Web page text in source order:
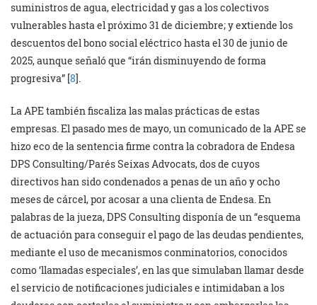
suministros de agua, electricidad y gas a los colectivos
vulnerables hasta el próximo 31 de diciembre; y extiende los
descuentos del bono social eléctrico hasta el 30 de junio de
2025, aunque señaló que “irán disminuyendo de forma
progresiva” [8].
La APE también fiscaliza las malas prácticas de estas
empresas. El pasado mes de mayo, un comunicado de la APE se
hizo eco de la sentencia firme contra la cobradora de Endesa
DPS Consulting/Parés Seixas Advocats, dos de cuyos
directivos han sido condenados a penas de un año y ocho
meses de cárcel, por acosar a una clienta de Endesa. En
palabras de la jueza, DPS Consulting disponía de un “esquema
de actuación para conseguir el pago de las deudas pendientes,
mediante el uso de mecanismos conminatorios, conocidos
como ‘llamadas especiales’, en las que simulaban llamar desde
el servicio de notificaciones judiciales e intimidaban a los